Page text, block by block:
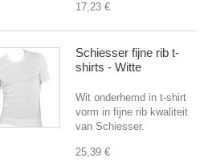
17,23 €
Schiesser fijne rib t-
shirts - Witte
Wit onderhemd in t-shirt
vorm in fijne rib kwaliteit
van Schiesser.
25,39 €